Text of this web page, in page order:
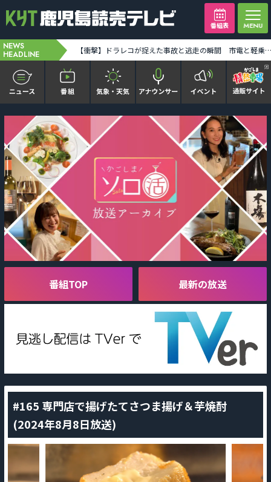
番組表
NEWS
HEADLINE 谷山神社に400個の風鈴 境内に涼やかな音が響く 熊本地震の災害義援金箱も設置 [2026-08-05 19:26:00]
かごピタ FAMILIAR
KYT news every かごしま
かごしまソロ活
It推しTV
番組表を見る
番組TOP 最新の放送
#165 専門店で揚げたてさつま揚げ＆芋焼酎
(2024年8月8日放送)